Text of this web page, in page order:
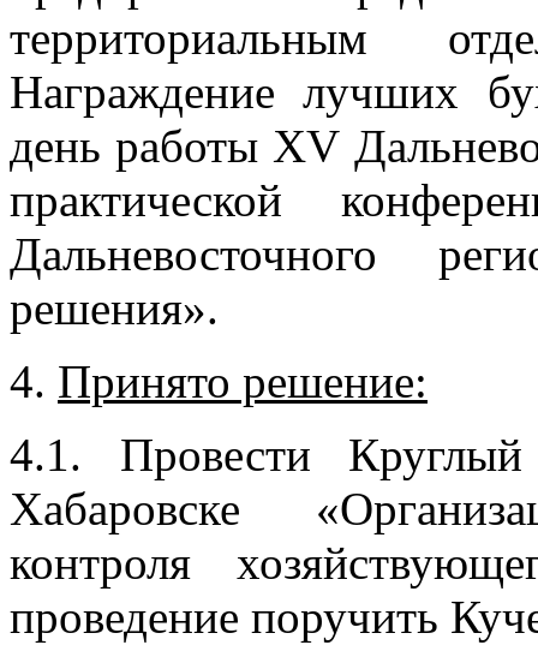
территориальным
Награждение лучших
день работы ХV
практической
Дальневосточного
решения».
4. Принято решение:
4.1. Провести
Хабаровске
контроля
проведение поручить